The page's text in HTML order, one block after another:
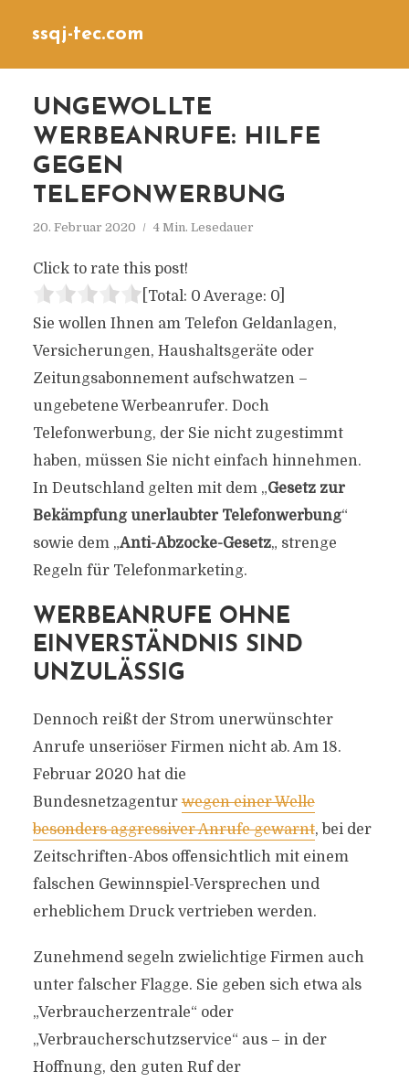
ssqj-tec.com
UNGEWOLLTE
WERBEANRUFE: HILFE
GEGEN
TELEFONWERBUNG
20. Februar 2020 4 Min. Lesedauer
Click to rate this post!
[Total: 0 Average: 0]
Sie wollen Ihnen am Telefon Geldanlagen,
Versicherungen, Haushaltsgeräte oder
Zeitungsabonnement aufschwatzen –
ungebetene Werbeanrufer. Doch
Telefonwerbung, der Sie nicht zugestimmt
haben, müssen Sie nicht einfach hinnehmen.
In Deutschland gelten mit dem „Gesetz zur
Bekämpfung unerlaubter Telefonwerbung“
sowie dem „Anti-Abzocke-Gesetz„ strenge
Regeln für Telefonmarketing.
WERBEANRUFE OHNE
EINVERSTÄNDNIS SIND
UNZULÄSSIG
Dennoch reißt der Strom unerwünschter
Anrufe unseriöser Firmen nicht ab. Am 18.
Februar 2020 hat die
Bundesnetzagenturwegen einer Welle
besonders aggressiver Anrufe gewarnt, bei der
Zeitschriften-Abos offensichtlich mit einem
falschen Gewinnspiel-Versprechen und
erheblichem Druck vertrieben werden.
Zunehmend segeln zwielichtige Firmen auch
unter falscher Flagge. Sie geben sich etwa als
„Verbraucherzentrale“ oder
„Verbraucherschutzservice“ aus – in der
Hoffnung, den guten Ruf der